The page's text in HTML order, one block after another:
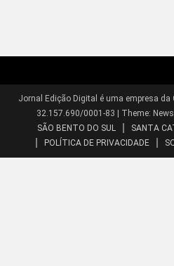
Jornal Edição Digital é uma empresa da
32.157.690/0001-83
Theme:
SÃO BENTO DO SUL
SANTA
POLÍTICA DE PRIVACIDADE